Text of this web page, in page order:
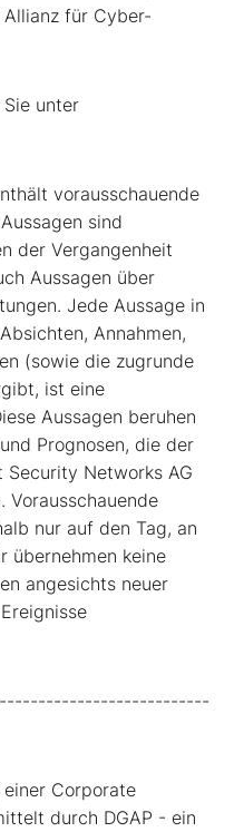
für Cyber-
unter
vorausschauende
sind
der Vergangenheit
Aussagen über
Jede Aussage in
Annahmen,
(sowie die zugrunde
ist eine
Aussagen beruhen
Prognosen, die der
Networks AG
Vorausschauende
nur auf den Tag, an
übernehmen keine
angesichts neuer
Corporate
durch DGAP - ein